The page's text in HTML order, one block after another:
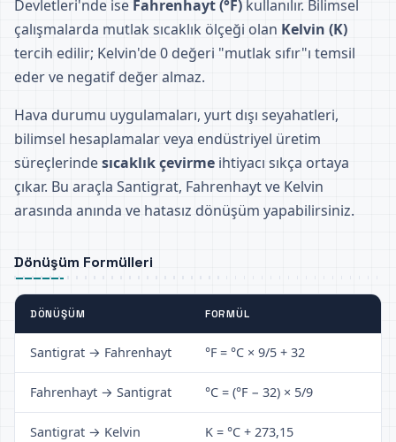
Devletleri'nde ise Fahrenhayt (°F) kullanılır. Bilimsel
çalışmalarda mutlak sıcaklık ölçeği olan Kelvin (K)
tercih edilir; Kelvin'de 0 değeri "mutlak sıfır"ı temsil
eder ve negatif değer almaz.
Hava durumu uygulamaları, yurt dışı seyahatleri,
bilimsel hesaplamalar veya endüstriyel üretim
süreçlerindesıcaklık çevirme ihtiyacı sıkça ortaya
çıkar. Bu araçla Santigrat, Fahrenhayt ve Kelvin
arasında anında ve hatasız dönüşüm yapabilirsiniz.
Dönüşüm Formülleri
DÖNÜŞÜM FORMÜL
Santigrat → Fahrenhayt °F = °C × 9/5 + 32
Fahrenhayt → Santigrat °C = (°F − 32) × 5/9
Santigrat → Kelvin K = °C + 273,15